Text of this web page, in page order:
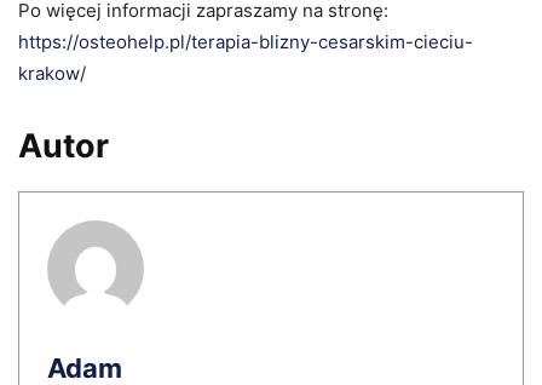
Po więcej informacji zapraszamy na stronę:
https://osteohelp.pl/terapia-blizny-cesarskim-cieciu-
krakow/
Autor
Adam